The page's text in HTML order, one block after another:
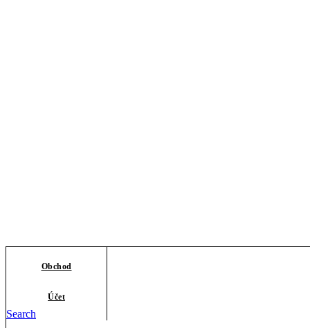
Obchod
Účet
Search